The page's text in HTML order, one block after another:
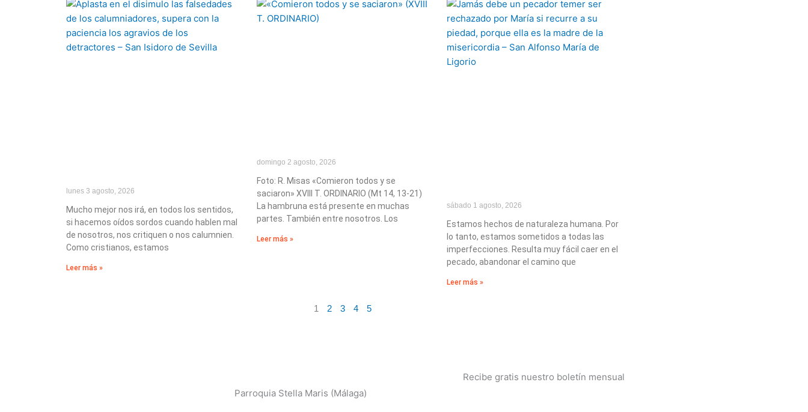
lunes 3 agosto, 2026
Mucho mejor nos irá, en todos los sentidos,
si hacemos oídos sordos cuando hablen mal
de nosotros, nos critiquen o nos calumnien.
Como cristianos, estamos
Leer más »
domingo 2 agosto, 2026
Foto: R. Misas «Comieron todos y se
saciaron» XVIII T. ORDINARIO (Mt 14, 13-21)
La hambruna está presente en muchas
partes. También entre nosotros. Los
Leer más »
sábado 1 agosto, 2026
Estamos hechos de naturaleza humana. Por
lo tanto, estamos sometidos a todas las
imperfecciones. Resulta muy fácil caer en el
pecado, abandonar el camino que
Leer más »
1 2 3 4 5
Parroquia Stella Maris (Málaga)
Recibe gratis nuestro boletín mensual